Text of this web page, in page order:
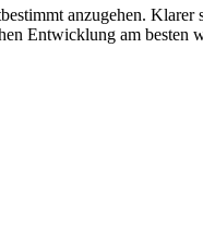
anzugehen. Klarer
Entwicklung am besten